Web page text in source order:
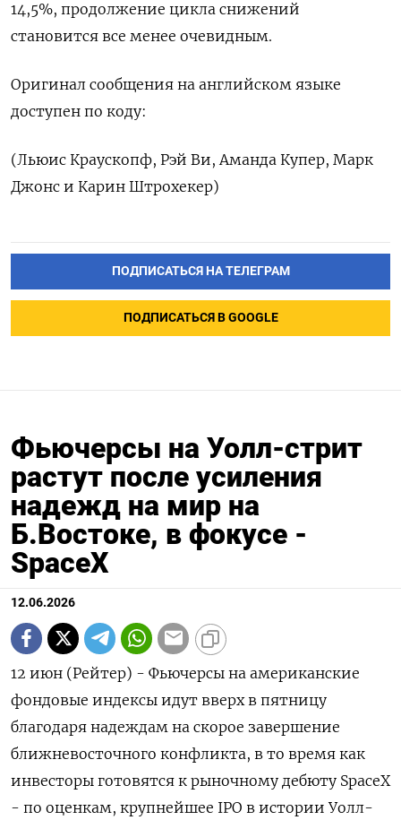
14,5%, продолжение цикла снижений
становится все ‌менее очевидным.
Оригинал сообщения на английском языке
доступен по коду:
(Льюис Краускопф, Рэй Ви, Аманда Купер, Марк
Джонс и Карин Штрохекер)
ПОДПИСАТЬСЯ НА ТЕЛЕГРАМ
ПОДПИСАТЬСЯ В GOOGLE
Фьючерсы на Уолл-стрит
растут после усиления
надежд на мир на
Б.Востоке, в фокусе -
SpaceX
12.06.2026
12 июн (Рейтер) - Фьючерсы на американские
фондовые ‌индексы идут вверх в пятницу ​
благодаря надеждам ​на ​скорое завершение
ближневосточного ⁠конфликта, ‌в то ‌время как
инвесторы ​готовятся к рыночному ‌дебюту SpaceX
- ​по оценкам, ‌крупнейшее IPO в истории Уолл-